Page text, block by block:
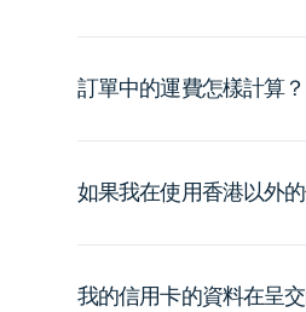
訂單中的運費怎樣計算？
如果我在使用香港以外
我的信用卡的資料在呈